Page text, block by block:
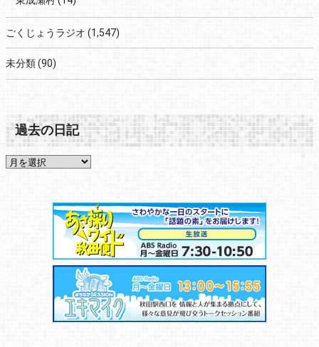
ごくじょうラジオ (1,547)
未分類(90)
過去の日記